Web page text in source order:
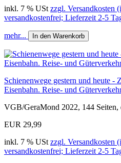
inkl. 7 % USt zzgl. Versandkosten
versandkostenfrei; Lieferzeit 2-5
mehr... In den Warenkorb
Schienenwege gestern und heute -
Eisenbahn. Reise- und
VGB/GeraMond 2022, 144 Seiten,
EUR 29,99
inkl. 7 % USt zzgl. Versandkosten
versandkostenfrei; Lieferzeit 2-5